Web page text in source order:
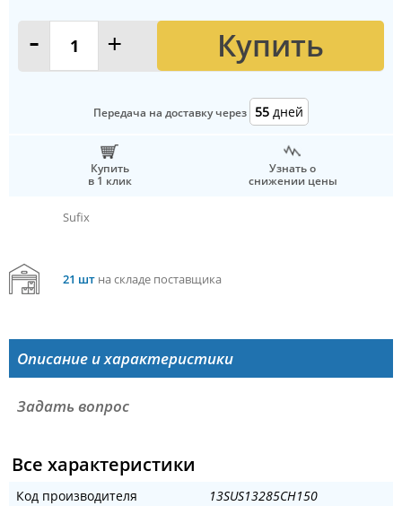
- + Купить
Передача на доставку через 55 дней
Купить
в 1 клик
Узнать о
снижении цены
Sufix
21 штна складе поставщика
Описание и характеристики
Задать вопрос
Все характеристики
Код производителя
13SUS13285CH150